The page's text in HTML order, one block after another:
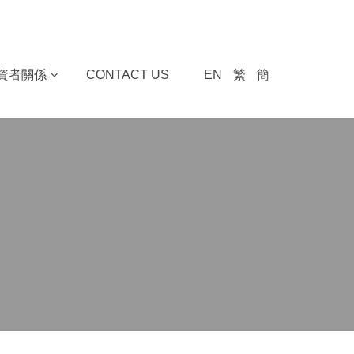
者關係 CONTACT US EN 繁 簡